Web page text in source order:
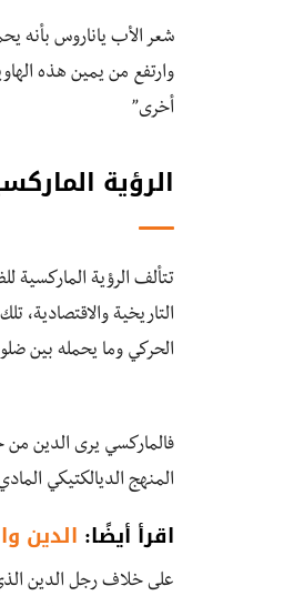
شعر الأب ياناروس بأنه
وارتفع من يمين هذه
أخرى”
الرؤية
تتألف الرؤية الماركسية
التاريخية والاقتصادية،
الحركي وما يحمله بين
فالماركسي يرى الدين من
المنهج الديالكتيكي
اقرأ أيضًا: الدين
على خلاف رجل الدين